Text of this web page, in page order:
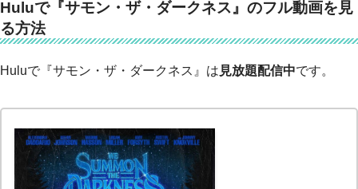
Huluで『サモン・ザ・ダークネス』のフル動画を見
る方法
Huluで『サモン・ザ・ダークネス』は 見放題配信中です。